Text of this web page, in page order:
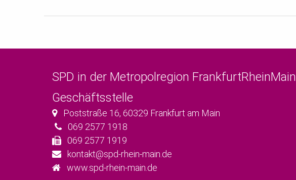
SPD in der Metropolregion FrankfurtRheinMain
Geschäftsstelle
Poststraße 16, 60329 Frankfurt am Main
069 2577 1918
069 2577 1919
kontakt@spd-rhein-main.de
www.spd-rhein-main.de